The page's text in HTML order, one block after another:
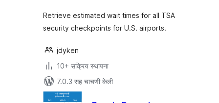
Retrieve estimated wait times for all TSA
security checkpoints for U.S. airports.
jdyken
10+ सक्रिय स्थापना
7.0.3 सह चाचणी केली